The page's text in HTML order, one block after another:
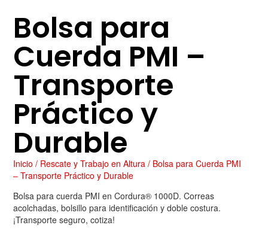
Bolsa para
Cuerda PMI –
Transporte
Práctico y
Durable
Inicio / Rescate y Trabajo en Altura / Bolsa para Cuerda PMI
– Transporte Práctico y Durable
Bolsa para cuerda PMI en Cordura® 1000D. Correas
acolchadas, bolsillo para identificación y doble costura.
¡Transporte seguro, cotiza!